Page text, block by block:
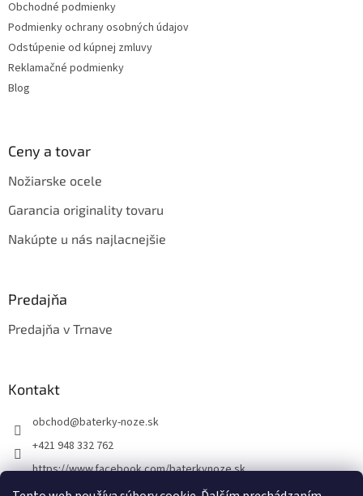
Obchodné podmienky
Podmienky ochrany osobných údajov
Odstúpenie od kúpnej zmluvy
Reklamačné podmienky
Blog
Ceny a tovar
Nožiarske ocele
Garancia originality tovaru
Nakúpte u nás najlacnejšie
Predajňa
Predajňa v Trnave
Kontakt
obchod@baterky-noze.sk
+421 948 332 762
https://www.facebook.com/baterkynoze.sk
/baterkynoze